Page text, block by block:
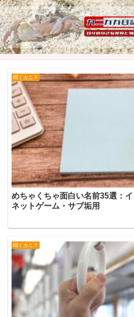
聞くカニ？
めちゃくちゃ面白い名前35選：
ネットゲーム・サブ垢用
聞くカニ？